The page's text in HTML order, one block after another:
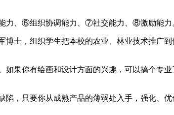
、⑥组织协调能力、⑦社交能力、⑧激励能力
士，组织学生把本校的农业、林业技术推广
果你有绘画和设计方面的兴趣，可以搞个专
，只要你从成熟产品的薄弱处入手，强化、